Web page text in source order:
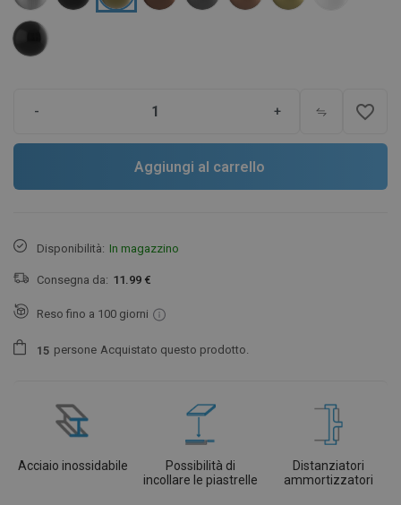
- + favorite_border
Aggiungi al carrello
Disponibilità: In magazzino
Consegna da: 11.99 €
Reso fino a 100 giorni
1 5 persone Acquistato questo prodotto.
Acciaio inossidabile
Possibilità di
incollare le piastrelle
Distanziatori
ammortizzatori